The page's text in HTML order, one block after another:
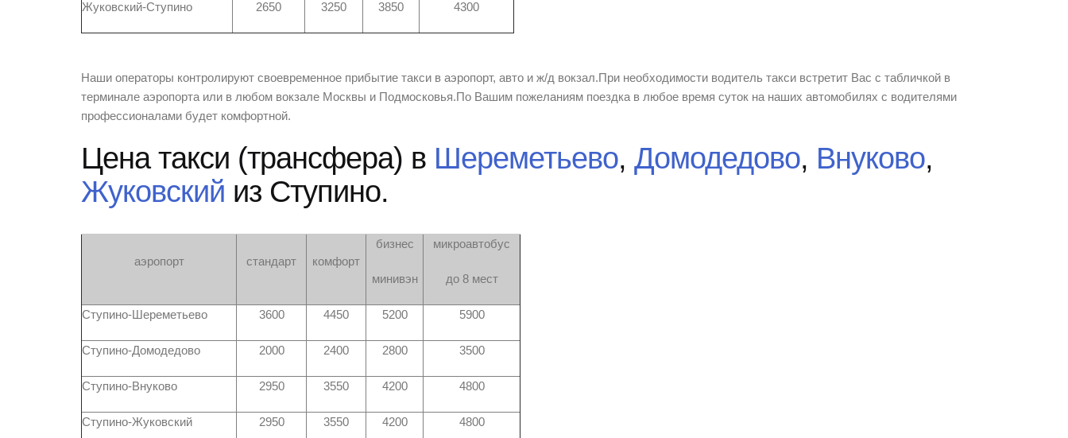
Жуковский-Ступино 2650 3250 3850 4300
Наши операторы контролируют своевременное прибытие такси в аэропорт, авто и ж/д вокзал.При необходимости водитель такси встретит Вас с табличкой в
терминале аэропорта или в любом вокзале Москвы и Подмосковья.По Вашим пожеланиям поездка в любое время суток на наших автомобилях с водителями
профессионалами будет комфортной.
Цена такси (трансфера) в Шереметьево, Домодедово, Внуково,
Жуковский из Ступино.
аэропорт стандарт комфорт
бизнес
минивэн
микроавтобус
до 8 мест
Ступино-Шереметьево 3600 4450 5200 5900
Ступино-Домодедово 2000 2400 2800 3500
Ступино-Внуково 2950 3550 4200 4800
Ступино-Жуковский 2950 3550 4200 4800